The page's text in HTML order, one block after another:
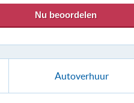
Nu beoordelen
Autoverhuur